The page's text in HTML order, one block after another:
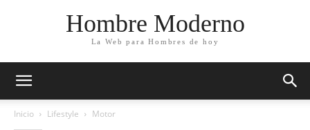
Hombre Moderno
La Web para Hombres de hoy
Inicio Lifestyle Motor